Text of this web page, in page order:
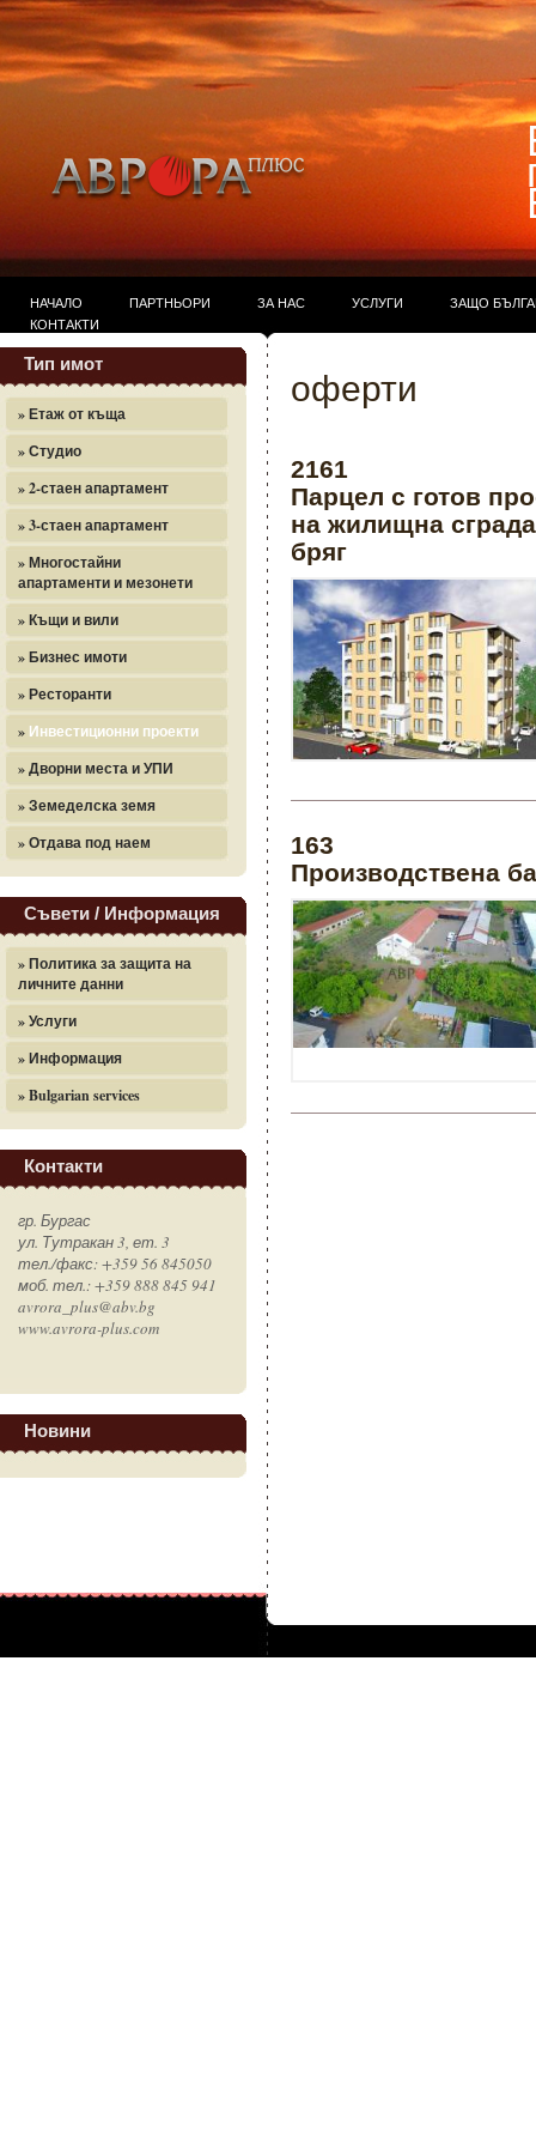
НАЧАЛО ПАРТНЬОРИ ЗА НАС УСЛУГИ
ЗАЩО
КОНТАКТИ
Тип имот
» Етаж от къща
» Студио
» 2-стаен апартамент
» 3-стаен апартамент
» Многостайни
апартаменти и мезонети
» Къщи и вили
» Бизнес имоти
» Ресторанти
» Инвестиционни проекти
» Дворни места и УПИ
» Земеделска земя
» Отдава под наем
Съвети / Информация
» Политика за защита на
личните данни
» Услуги
» Информация
» Bulgarian services
Контакти
гр. Бургас
ул. Тутракан 3, ет. 3
тел./факс: +359 56 845050
моб. тел.: +359 888 845 941
avrora_plus@abv.bg
www.avrora-plus.com
Новини
оферти
2161
Парцел с готов
на жилищна
бряг
163
Производствена